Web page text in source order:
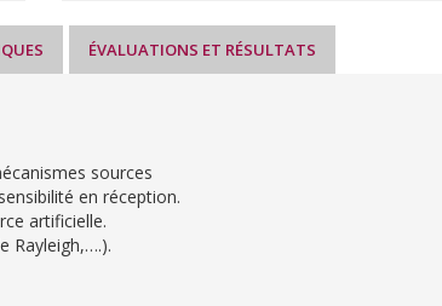
ÉVALUATIONS ET RÉSULTATS
sources
en réception.
artificielle.
Rayleigh,….).